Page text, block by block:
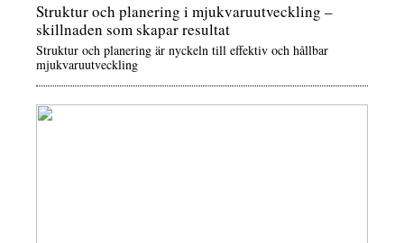
Struktur och planering i mjukvaruutveckling –
skillnaden som skapar resultat
Struktur och planering är nyckeln till effektiv och hållbar
mjukvaruutveckling